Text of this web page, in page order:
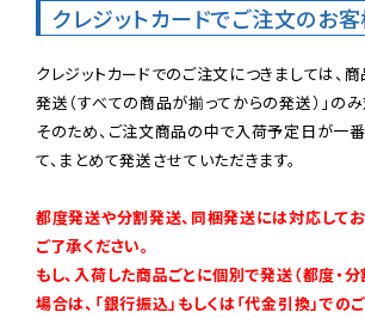
クレジットカードでご注文のお
クレジットカードでのご注文につきましては、
発送（すべての商品が揃ってからの発送）」のみ
そのため、ご注文商品の中で入荷予定日が一
て、まとめて発送させていただきます。
都度発送や分割発送、同梱発送には対応してお
ご了承ください。
もし、入荷した商品ごとに個別で発送（都度・
場合は、「銀行振込」もしくは「代金引換」での